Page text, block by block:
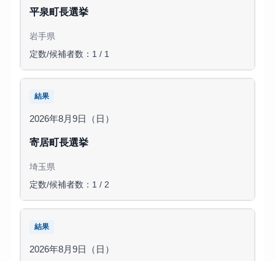
平泉町長選挙
岩手県
定数/候補者数：1 / 1
結果
2026年8月9日（日）
寄居町長選挙
埼玉県
定数/候補者数：1 / 2
結果
2026年8月9日（日）